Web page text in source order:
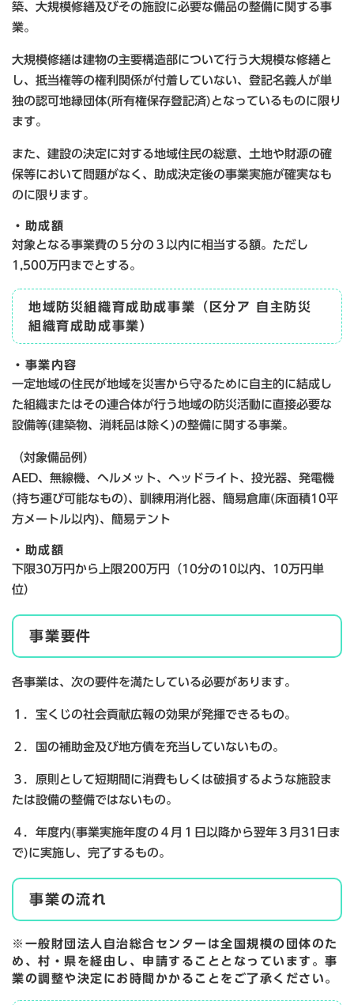
築、大規模修繕及びその施設に必要な備品の整備に関する事
業。
大規模修繕は建物の主要構造部について行う大規模な修繕と
し、抵当権等の権利関係が付着していない、登記名義人が単
独の認可地縁団体(所有権保存登記済)となっているものに限り
ます。
また、建設の決定に対する地域住民の総意、土地や財源の確
保等において問題がなく、助成決定後の事業実施が確実なも
のに限ります。
・助成額
対象となる事業費の５分の３以内に相当する額。ただし
1,500万円までとする。
地域防災組織育成助成事業（区分ア 自主防災
組織育成助成事業）
・事業内容
一定地域の住民が地域を災害から守るために自主的に結成し
た組織またはその連合体が行う地域の防災活動に直接必要な
設備等(建築物、消耗品は除く)の整備に関する事業。
（対象備品例）
AED、無線機、ヘルメット、ヘッドライト、投光器、発電機
(持ち運び可能なもの)、訓練用消化器、簡易倉庫(床面積10平
方メートル以内)、簡易テント
・助成額
下限30万円から上限200万円（10分の10以内、10万円単
位）
事業要件
各事業は、次の要件を満たしている必要があります。
１．宝くじの社会貢献広報の効果が発揮できるもの。
２．国の補助金及び地方債を充当していないもの。
３．原則として短期間に消費もしくは破損するような施設ま
たは設備の整備ではないもの。
４．年度内(事業実施年度の４月１日以降から翌年３月31日ま
で)に実施し、完了するもの。
事業の流れ
※一般財団法人自治総合センターは全国規模の団体のた
め、村・県を経由し、申請することとなっています。事
業の調整や決定にお時間かかることをご了承ください。